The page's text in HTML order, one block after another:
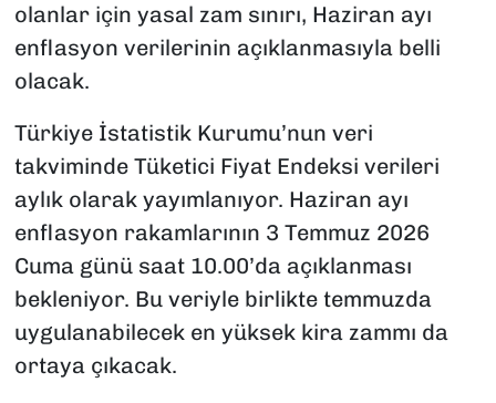
olanlar için yasal zam sınırı, Haziran ayı
enflasyon verilerinin açıklanmasıyla belli
olacak.
Türkiye İstatistik Kurumu’nun veri
takviminde Tüketici Fiyat Endeksi verileri
aylık olarak yayımlanıyor. Haziran ayı
enflasyon rakamlarının 3 Temmuz 2026
Cuma günü saat 10.00’da açıklanması
bekleniyor. Bu veriyle birlikte temmuzda
uygulanabilecek en yüksek kira zammı da
ortaya çıkacak.